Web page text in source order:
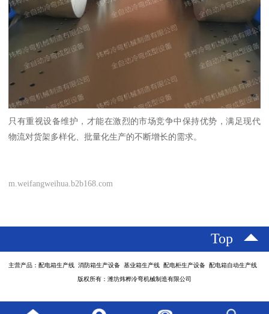
只有重视设备维护，才能在激烈的市场竞争中保持优势，满足现代
物流对货架多样化、批量化生产的不断增长的需求。
m.weifangweihua.b2b168.com
Top
主营产品：配电箱生产线 消防箱生产设备 基业箱生产线 配电柜生产设备 配电箱自动生产线
版权所有：潍坊炜桦冷弯机械制造有限公司